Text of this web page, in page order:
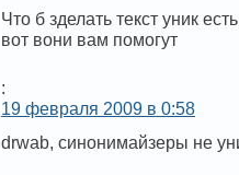
Что б зделать текст уник
вот вони вам помогут
:
19 февраля 2009 в 0:58
drwab, синонимайзеры не